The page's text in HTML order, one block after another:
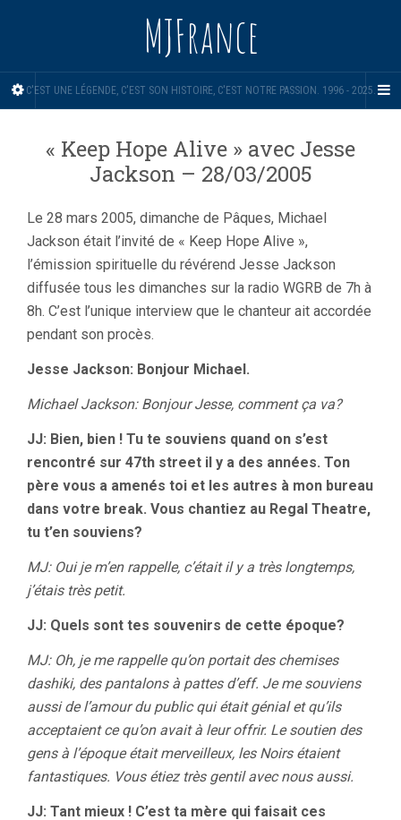
MJFrance
C'EST UNE LÉGENDE, C'EST SON HISTOIRE, C'EST NOTRE PASSION. 1996 - 2025.
« Keep Hope Alive » avec Jesse
Jackson – 28/03/2005
Le 28 mars 2005, dimanche de Pâques, Michael
Jackson était l’invité de « Keep Hope Alive »,
l’émission spirituelle du révérend Jesse Jackson
diffusée tous les dimanches sur la radio WGRB de 7h à
8h. C’est l’unique interview que le chanteur ait accordée
pendant son procès.
Jesse Jackson: Bonjour Michael.
Michael Jackson: Bonjour Jesse, comment ça va?
JJ: Bien, bien ! Tu te souviens quand on s’est
rencontré sur 47th street il y a des années. Ton
père vous a amenés toi et les autres à mon bureau
dans votre break. Vous chantiez au Regal Theatre,
tu t’en souviens?
MJ: Oui je m’en rappelle, c’était il y a très longtemps,
j’étais très petit.
JJ: Quels sont tes souvenirs de cette époque?
MJ: Oh, je me rappelle qu’on portait des chemises
dashiki, des pantalons à pattes d’eff. Je me souviens
aussi de l’amour du public qui était génial et qu’ils
acceptaient ce qu’on avait à leur offrir. Le soutien des
gens à l’époque était merveilleux, les Noirs étaient
fantastiques. Vous étiez très gentil avec nous aussi.
JJ: Tant mieux ! C’est ta mère qui faisait ces